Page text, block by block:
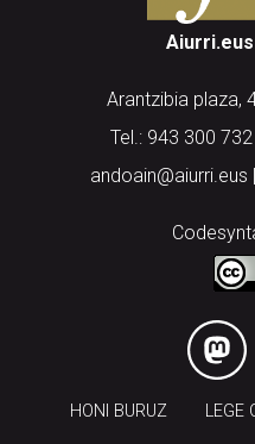
Arantzibia plaza,
Tel.: 943 300
HONI BURUZ LEGE